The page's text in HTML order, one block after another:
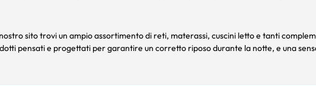
sito trovi un ampio assortimento di reti, materassi, cuscini lettoe tanti
pensati e progettati per garantire un corretto riposo durante la notte, e una